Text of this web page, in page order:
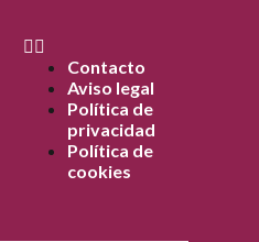
Contacto
Aviso legal
Política de
privacidad
Política de
cookies